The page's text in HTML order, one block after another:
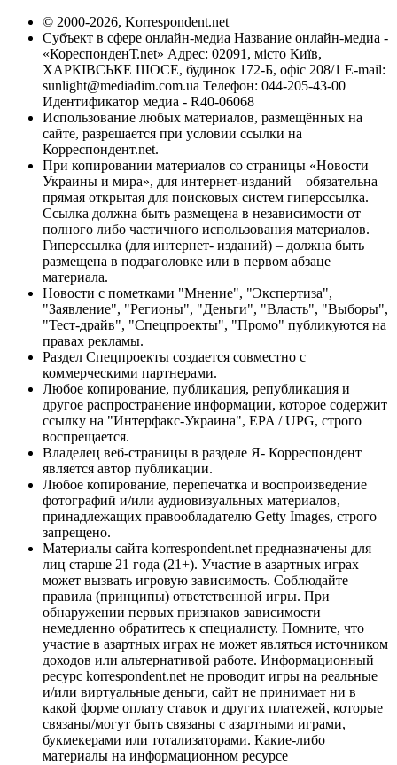
© 2000-2026, Korrespondent.net
Субъект в сфере онлайн-медиа Название онлайн-медиа -
«КореспонденТ.net» Адрес: 02091, місто Київ,
ХАРКІВСЬКЕ ШОСЕ, будинок 172-Б, офіс 208/1 E-mail:
sunlight@mediadim.com.ua Телефон: 044-205-43-00
Идентификатор медиа - R40-06068
Использование любых материалов, размещённых на
сайте, разрешается при условии ссылки на
Корреспондент.net.
При копировании материалов со страницы «Новости
Украины и мира», для интернет-изданий – обязательна
прямая открытая для поисковых систем гиперссылка.
Ссылка должна быть размещена в независимости от
полного либо частичного использования материалов.
Гиперссылка (для интернет- изданий) – должна быть
размещена в подзаголовке или в первом абзаце
материала.
Новости с пометками "Мнение", "Экспертиза",
"Заявление", "Регионы", "Деньги", "Власть", "Выборы",
"Тест-драйв", "Спецпроекты", "Промо" публикуются на
правах рекламы.
Раздел Спецпроекты создается совместно с
коммерческими партнерами.
Любое копирование, публикация, републикация и
другое распространение информации, которое содержит
ссылку на "Интерфакс-Украина", EPA / UPG, строго
воспрещается.
Владелец веб-страницы в разделе Я- Корреспондент
является автор публикации.
Любое копирование, перепечатка и воспроизведение
фотографий и/или аудиовизуальных материалов,
принадлежащих правообладателю Getty Images, строго
запрещено.
Материалы сайта korrespondent.net предназначены для
лиц старше 21 года (21+). Участие в азартных играх
может вызвать игровую зависимость. Соблюдайте
правила (принципы) ответственной игры. При
обнаружении первых признаков зависимости
немедленно обратитесь к специалисту. Помните, что
участие в азартных играх не может являться источником
доходов или альтернативой работе. Информационный
ресурс korrespondent.net не проводит игры на реальные
и/или виртуальные деньги, сайт не принимает ни в
какой форме оплату ставок и других платежей, которые
связаны/могут быть связаны с азартными играми,
букмекерами или тотализаторами. Какие-либо
материалы на информационном ресурсе